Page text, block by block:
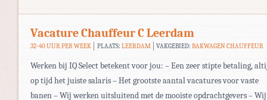
Vacature Chauffeur C Leerdam
32-40 UUR PER WEEK PLAATS: LEERDAM VAKGEBIED:BAKWAGEN CHAUFFEUR
Werken bij IQ Select betekent voor jou: – Een zeer stipte betaling,
op tijd het juiste salaris – Het grootste aantal vacatures voor vaste
banen – Wij werken uitsluitend met de mooiste opdrachtgevers – Wij